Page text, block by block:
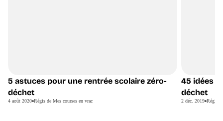
5 astuces pour une rentrée scolaire zéro-
déchet
4 août 2020 Régis de Mes courses en vrac
Noël
45 idées
déchet
2 déc. 2019 Régis